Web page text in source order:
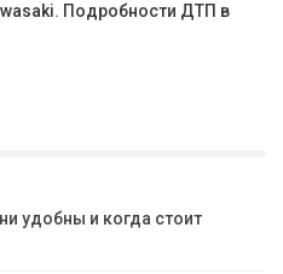
Подробности ДТП в
удобны и когда стоит